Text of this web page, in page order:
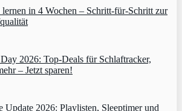
lernen in 4 Wochen – Schritt‑für‑Schritt zur
2026: Top-Deals für Schlaftracker,
– Jetzt sparen!
Update 2026: Playlisten, Sleeptimer und